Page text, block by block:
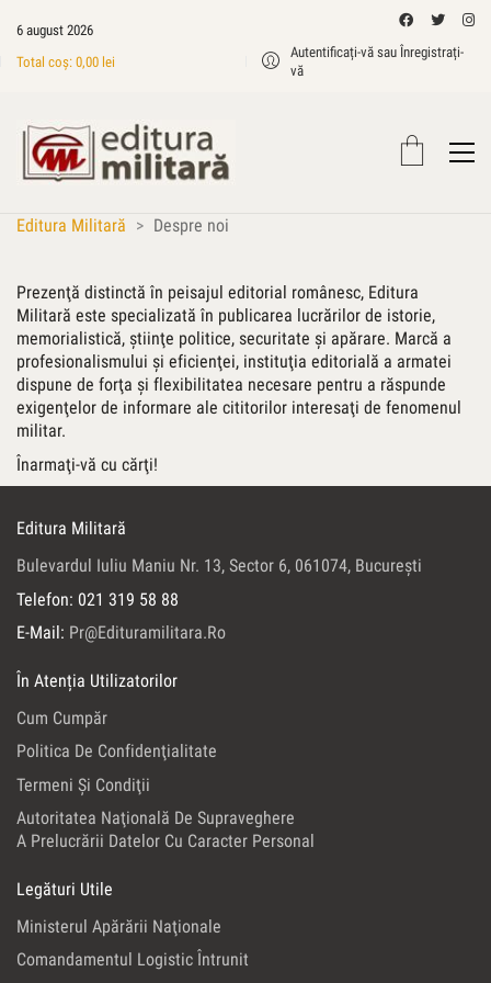
6 august 2026
Total coș: 0,00 lei
Autentificați-vă sau Înregistrați-
vă
Editura Militară > Despre noi
Prezenţă distinctă în peisajul editorial românesc, Editura
Militară este specializată în publicarea lucrărilor de istorie,
memorialistică, ştiinţe politice, securitate şi apărare. Marcă a
profesionalismului şi eficienţei, instituţia editorială a armatei
dispune de forţa şi flexibilitatea necesare pentru a răspunde
exigenţelor de informare ale cititorilor interesaţi de fenomenul
militar.
Înarmaţi-vă cu cărţi!
Editura Militară
Bulevardul Iuliu Maniu Nr. 13, Sector 6, 061074, Bucureşti
Telefon: 021 319 58 88
E-Mail: Pr@edituramilitara.ro
În Atenția Utilizatorilor
Cum Cumpăr
Politica De Confidenţialitate
Termeni Şi Condiţii
Autoritatea Naţională De Supraveghere
A Prelucrării Datelor Cu Caracter Personal
Legături Utile
Ministerul Apărării Naţionale
Comandamentul Logistic Întrunit